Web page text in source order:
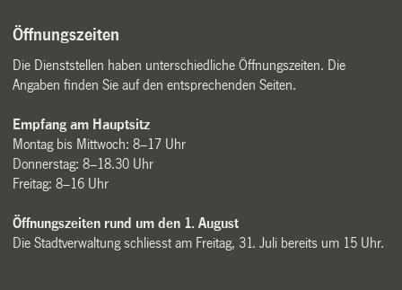
Öffnungszeiten
Die Dienststellen haben unterschiedliche Öffnungszeiten. Die
Angaben finden Sie auf den entsprechenden Seiten.
Empfang am Hauptsitz
Montag bis Mittwoch: 8–17 Uhr
Donnerstag: 8–18.30 Uhr
Freitag: 8–16 Uhr
Öffnungszeiten rund um den 1. August
Die Stadtverwaltung schliesst am Freitag, 31. Juli bereits um 15 Uhr.